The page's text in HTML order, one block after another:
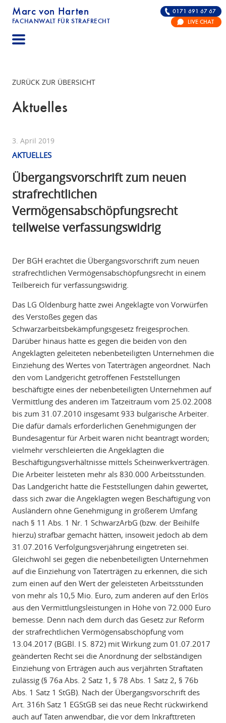
Marc von Harten
FACHANWALT FÜR STRAFRECHT
STRAFRECHT | RECHTSANWALT FÜR DIE
0171 691 67 67
LIVE CHAT
ZURÜCK ZUR ÜBERSICHT
Aktuelles
3. April 2019
AKTUELLES
Übergangsvorschrift zum neuen
strafrechtlichen
Vermögensabschöpfungsrecht
teilweise verfassungswidrig
Der BGH erachtet die Übergangsvorschrift zum neuen
strafrechtlichen Vermögensabschöpfungsrecht in einem
Teilbereich für verfassungswidrig.
Das LG Oldenburg hatte zwei Angeklagte von Vorwürfen
des Verstoßes gegen das
Schwarzarbeitsbekämpfungsgesetz freigesprochen.
Darüber hinaus hatte es gegen die beiden von den
Angeklagten geleiteten nebenbeteiligten Unternehmen die
Einziehung des Wertes von Taterträgen angeordnet. Nach
den vom Landgericht getroffenen Feststellungen
beschäftigte eines der nebenbeteiligten Unternehmen auf
Vermittlung des anderen im Tatzeitraum vom 25.02.2008
bis zum 31.07.2010 insgesamt 933 bulgarische Arbeiter.
Die dafür damals erforderlichen Genehmigungen der
Bundesagentur für Arbeit waren nicht beantragt worden;
vielmehr verschleierten die Angeklagten die
Beschäftigungsverhältnisse mittels Scheinwerkverträgen.
Die Arbeiter leisteten mehr als 830.000 Arbeitsstunden.
Das Landgericht hatte die Feststellungen dahin gewertet,
dass sich zwar die Angeklagten wegen Beschäftigung von
Ausländern ohne Genehmigung in größerem Umfang
nach § 11 Abs. 1 Nr. 1 SchwarzArbG (bzw. der Beihilfe
hierzu) strafbar gemacht hätten, insoweit jedoch ab dem
31.07.2016 Verfolgungsverjährung eingetreten sei.
Gleichwohl sei gegen die nebenbeteiligten Unternehmen
auf die Einziehung von Taterträgen zu erkennen, die sich
zum einen auf den Wert der geleisteten Arbeitsstunden
von mehr als 10,5 Mio. Euro, zum anderen auf den Erlös
aus den Vermittlungsleistungen in Höhe von 72.000 Euro
bemesse. Denn nach dem durch das Gesetz zur Reform
der strafrechtlichen Vermögensabschöpfung vom
13.04.2017 (BGBl. I S. 872) mit Wirkung zum 01.07.2017
geänderten Recht sei die Anordnung der selbständigen
Einziehung von Erträgen auch aus verjährten Straftaten
zulässig (§ 76a Abs. 2 Satz 1, § 78 Abs. 1 Satz 2, § 76b
Abs. 1 Satz 1 StGB). Nach der Übergangsvorschrift des
Art. 316h Satz 1 EGStGB sei das neue Recht rückwirkend
auch auf Taten anwendbar, die vor dem Inkrafttreten